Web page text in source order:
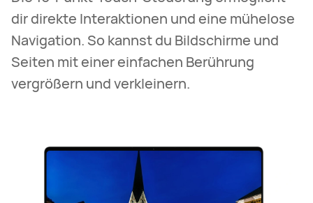
dir direkte Interaktionen und eine mühelose
Navigation. So kannst du Bildschirme und
Seiten mit einer einfachen Berührung
vergrößern und verkleinern.